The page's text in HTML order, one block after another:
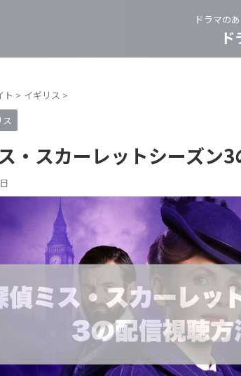
ドラマの
ト > イギリス >
ス
・スカーレットシーズン